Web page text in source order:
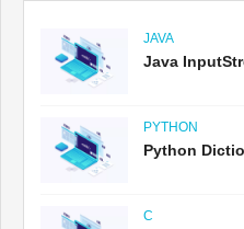
JAVA
Java
PYTHON
Python
C